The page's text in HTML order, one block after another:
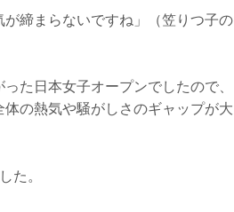
が締まらないですね」（笠りつ子の
た日本女子オープンでしたので、
の熱気や騒がしさのギャップが大
た。